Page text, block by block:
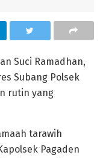
Suci Ramadhan,
Subang Polsek
rutin yang
tarawih
Pagaden